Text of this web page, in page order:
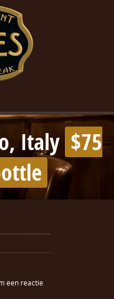
Italy $75
een reactie